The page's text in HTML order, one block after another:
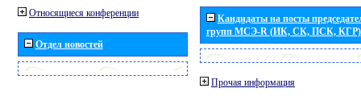
Относящиеся конференции
Отдел новостей
Кандидаты на посты
групп МСЭ-R (ИК, СК, ПСК, КГР)
Прочая информация